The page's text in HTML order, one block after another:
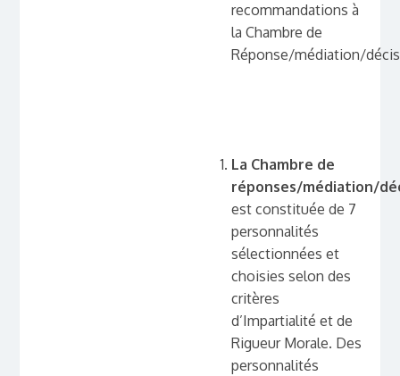
recommandations à
la Chambre de
Réponse/médiation/
La Chambre de
réponses/médiation/
est constituée de 7
personnalités
sélectionnées et
choisies selon des
critères
d’Impartialité et de
Rigueur Morale. Des
personnalités